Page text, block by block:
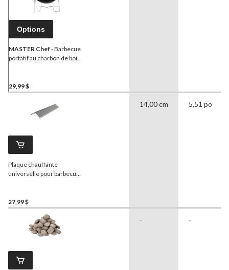
Options
MASTER Chef - Barbecue
portatif au charbon de bois,
29,99 $
Plaque chauffante
universelle pour barbecue
27,99 $
14,00 cm 5,51 po
- -